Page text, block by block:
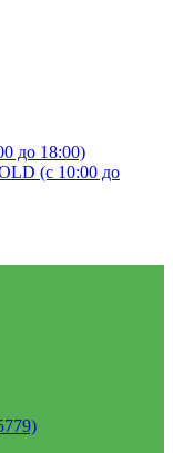
до 18:00)
(с 10:00 до